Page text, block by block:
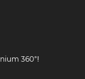
360°!